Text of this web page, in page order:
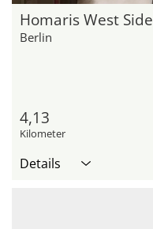
Homaris West Side
Berlin
4,13
Kilometer
Details